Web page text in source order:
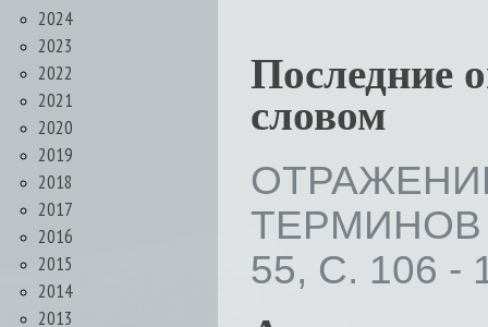
2024
2023
2022
2021
2020
2019
2018
2017
2016
2015
2014
2013
Последние
словом
55, С. 106 -